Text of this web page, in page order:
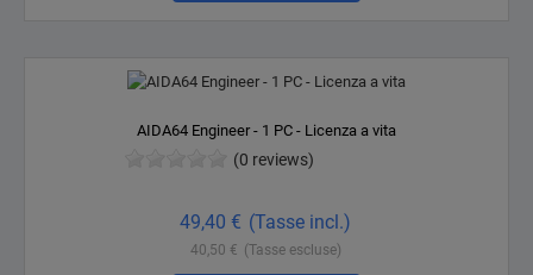
AIDA64 Engineer - 1 PC - Licenza a vita
(0 reviews)
49,40 € (Tasse incl.)
40,50 € (Tasse escluse)